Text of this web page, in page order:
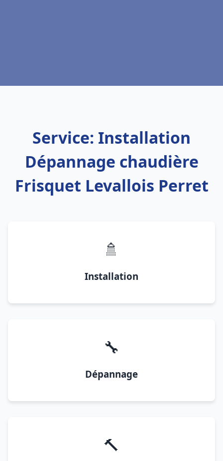
Service: Installation
Dépannage chaudière
Frisquet Levallois Perret
🚿
Installation
🔧
Dépannage
🔨